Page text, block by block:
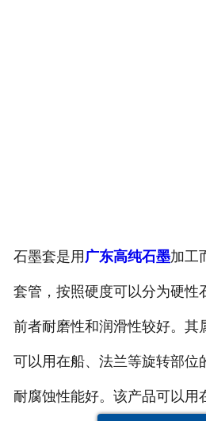
石墨套是用 广东高纯石墨加工
套管，按照硬度可以分为硬性
前者耐磨性和润滑性较好。其
可以用在船、法兰等旋转部位
耐腐蚀性能好。该产品可以用